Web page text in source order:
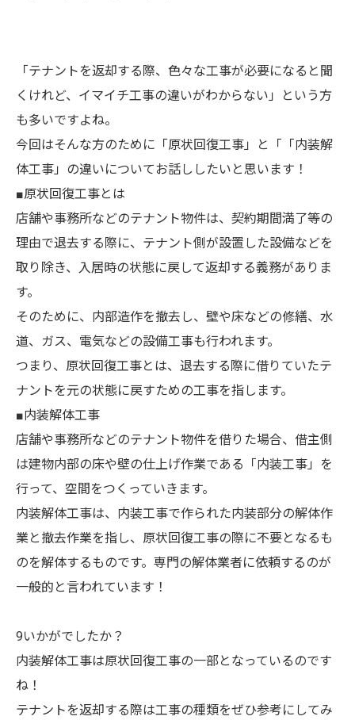
「テナントを返却する際、色々な工事が必要になると聞
くけれど、イマイチ工事の違いがわからない」という方
も多いですよね。
今回はそんな方のために「原状回復工事」と「「内装解
体工事」の違いについてお話ししたいと思います！
■原状回復工事とは
店舗や事務所などのテナント物件は、契約期間満了等の
理由で退去する際に、テナント側が設置した設備などを
取り除き、入居時の状態に戻して返却する義務がありま
す。
そのために、内部造作を撤去し、壁や床などの修繕、水
道、ガス、電気などの設備工事も行われます。
つまり、原状回復工事とは、退去する際に借りていたテ
ナントを元の状態に戻すための工事を指します。
■内装解体工事
店舗や事務所などのテナント物件を借りた場合、借主側
は建物内部の床や壁の仕上げ作業である「内装工事」を
行って、空間をつくっていきます。
内装解体工事は、内装工事で作られた内装部分の解体作
業と撤去作業を指し、原状回復工事の際に不要となるも
のを解体するものです。専門の解体業者に依頼するのが
一般的と言われています！
9いかがでしたか？
内装解体工事は原状回復工事の一部となっているのです
ね！
テナントを返却する際は工事の種類をぜひ参考にしてみ